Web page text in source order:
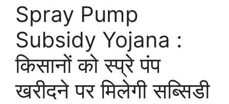
Spray Pump
Subsidy Yojana :
किसानों को स्प्रे पंप
खरीदने पर मिलेगी सब्सिडी